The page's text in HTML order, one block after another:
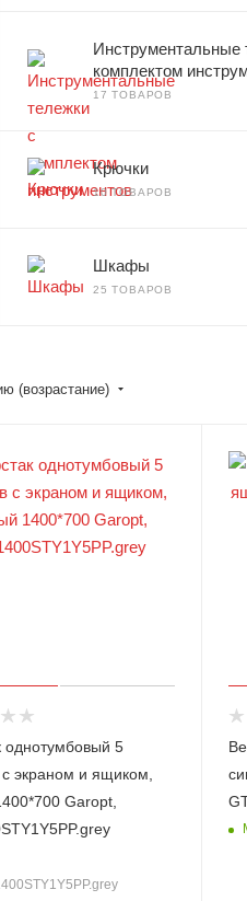
Инструментальные
комплектом
17 ТОВАРОВ
Крючки
10 ТОВАРОВ
Шкафы
25 ТОВАРОВ
(возрастание)
однотумбовый 5
экраном и ящиком,
Garopt,